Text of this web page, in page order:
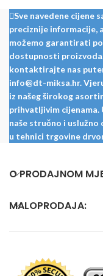
Sve navedene cijene
preciznije informacije,
možemo garantirati
dostupnosti
kontaktirajte nas
info@dt-miksa.hr.
iz našeg širokog
prihvatljivim
naše stručno i uslužno
u tehnici trgovine
O PRODAJNOM
MALOPRODAJA: